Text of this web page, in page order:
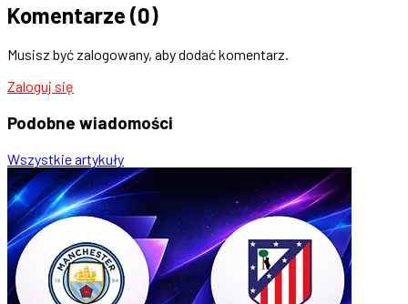
Komentarze (0)
Musisz być zalogowany, aby dodać komentarz.
Zaloguj się
Podobne wiadomości
Wszystkie artykuły